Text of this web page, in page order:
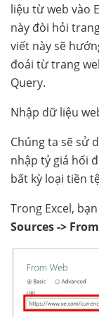
liệu từ web vào
này đòi hỏi
viết này sẽ
đoái từ trang
Query.
Nhập dữ liệu
Chúng ta sẽ sử
nhập tỷ giá hối
bất kỳ loại tiền
Trong Excel,
Sources ->